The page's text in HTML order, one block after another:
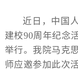
近日，中国
建校90周年纪念
举行。我院马克
师应邀参加此次